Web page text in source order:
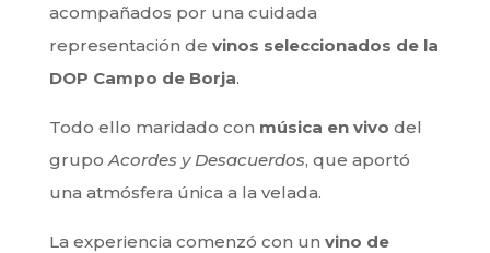
acompañados por una cuidada
representación de vinos seleccionados de la
DOP Campo de Borja.
Todo ello maridado con música en vivo del
grupoAcordes y Desacuerdos, que aportó
una atmósfera única a la velada.
La experiencia comenzó con un vino de